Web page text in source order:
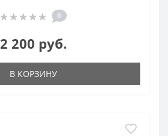
0
2 200 руб.
В КОРЗИНУ